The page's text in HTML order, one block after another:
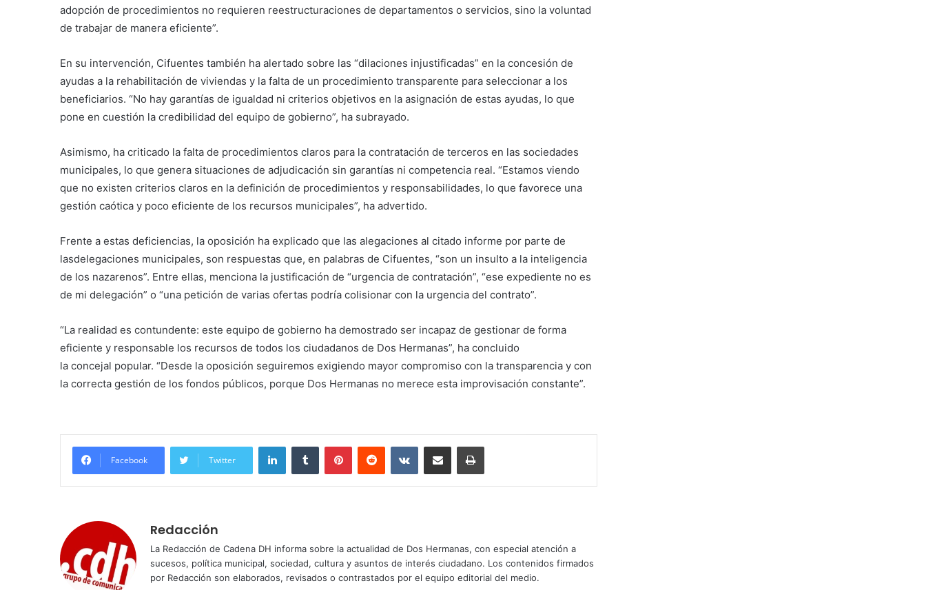
adopción de procedimientos no requieren reestructuraciones de departamentos o servicios, sino la voluntad
de trabajar de manera eficiente”.
En su intervención, Cifuentes también ha alertado sobre las “dilaciones injustificadas” en la concesión de
ayudas a la rehabilitación de viviendas y la falta de un procedimiento transparente para seleccionar a los
beneficiarios. “No hay garantías de igualdad ni criterios objetivos en la asignación de estas ayudas, lo que
pone en cuestión la credibilidad del equipo de gobierno”, ha subrayado.
Asimismo, ha criticado la falta de procedimientos claros para la contratación de terceros en las sociedades
municipales, lo que genera situaciones de adjudicación sin garantías ni competencia real. “Estamos viendo
que no existen criterios claros en la definición de procedimientos y responsabilidades, lo que favorece una
gestión caótica y poco eficiente de los recursos municipales”, ha advertido.
Frente a estas deficiencias, la oposición ha explicado que las alegaciones al citado informe por parte de
lasdelegaciones municipales, son respuestas que, en palabras de Cifuentes, “son un insulto a la inteligencia
de los nazarenos”. Entre ellas, menciona la justificación de “urgencia de contratación”, “ese expediente no es
de mi delegación” o “una petición de varias ofertas podría colisionar con la urgencia del contrato”.
“La realidad es contundente: este equipo de gobierno ha demostrado ser incapaz de gestionar de forma
eficiente y responsable los recursos de todos los ciudadanos de Dos Hermanas”, ha concluido
la concejal popular. “Desde la oposición seguiremos exigiendo mayor compromiso con la transparencia y con
la correcta gestión de los fondos públicos, porque Dos Hermanas no merece esta improvisación constante”.
Facebook Twitter
LinkedInTumblr PinterestReddit VKontakteCompartir por correo electrónicoImprimir
Redacción
La Redacción de Cadena DH informa sobre la actualidad de Dos Hermanas, con especial atención a
sucesos, política municipal, sociedad, cultura y asuntos de interés ciudadano. Los contenidos firmados
por Redacción son elaborados, revisados o contrastados por el equipo editorial del medio.